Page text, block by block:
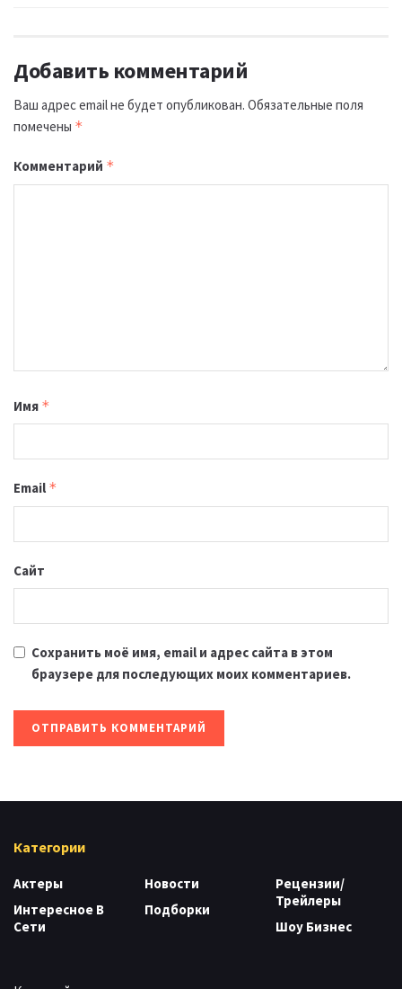
Добавить комментарий
Ваш адрес email не будет опубликован. Обязательные поля
помечены *
Комментарий *
Имя *
Email *
Сайт
Сохранить моё имя, email и адрес сайта в этом
браузере для последующих моих комментариев.
Категории
Актеры
Интересное В
Сети
Новости
Подборки
Рецензии/
Трейлеры
Шоу Бизнес